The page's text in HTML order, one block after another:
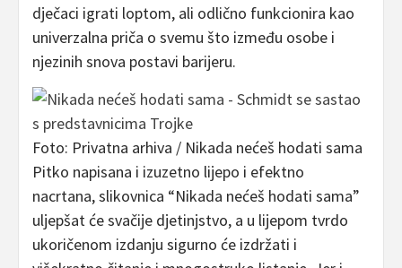
dječaci igrati loptom, ali odlično funkcionira kao
univerzalna priča o svemu što između osobe i
njezinih snova postavi barijeru.
Foto: Privatna arhiva / Nikada nećeš hodati sama
Pitko napisana i izuzetno lijepo i efektno
nacrtana, slikovnica “Nikada nećeš hodati sama”
uljepšat će svačije djetinjstvo, a u lijepom tvrdo
ukoričenom izdanju sigurno će izdržati i